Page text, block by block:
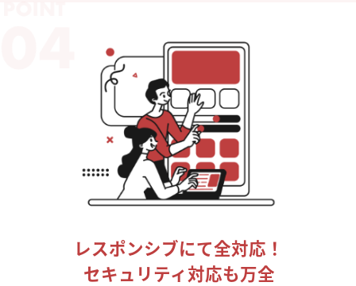
レスポンシブにて全対応！
セキュリティ対応も万全